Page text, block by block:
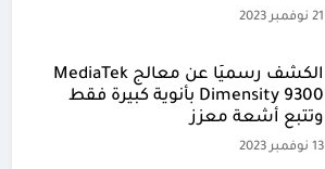
21 نوفمبر 2023
الكشف رسميًا عن معالج MediaTek
Dimensity 9300 بأنوية كبيرة فقط
وتتبع أشعة معزز
13 نوفمبر 2023